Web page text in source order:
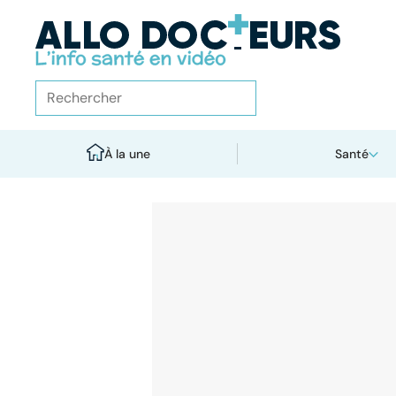
À la une Santé